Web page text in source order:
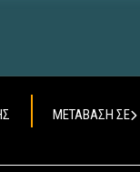
ΜΕΤΑΒΑΣΗ ΣΕ